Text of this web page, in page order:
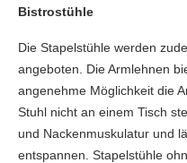
Bistrostühle
Die Stapelstühle werden
angeboten. Die Armlehnen
angenehme Möglichkeit die
Stuhl nicht an einem Tisch
und Nackenmuskulatur und
entspannen. Stapelstühle